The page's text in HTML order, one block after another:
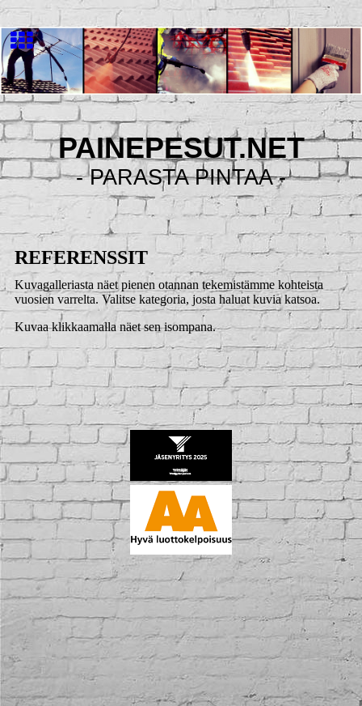
PAINEPESUT.NET
- PARASTA PINTAA -
REFERENSSIT
Kuvagalleriasta näet pienen otannan tekemistämme kohteista
vuosien varrelta. Valitse kategoria, josta haluat kuvia katsoa.
Kuvaa klikkaamalla näet sen isompana.